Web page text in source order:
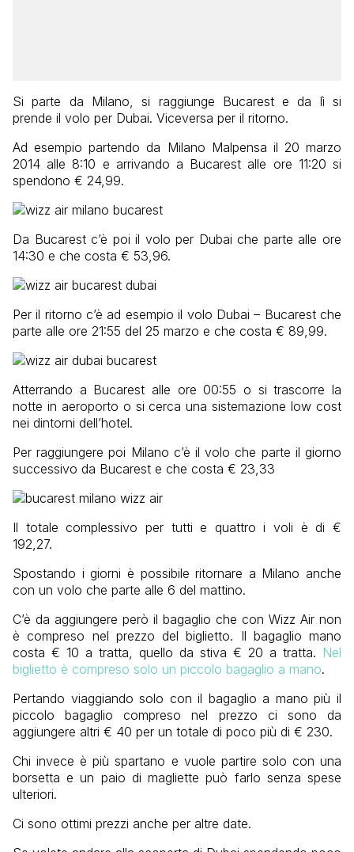
Si parte da Milano, si raggiunge Bucarest e da lì si
prende il volo per Dubai. Viceversa per il ritorno.
Ad esempio partendo da Milano Malpensa il 20 marzo
2014 alle 8:10 e arrivando a Bucarest alle ore 11:20 si
spendono € 24,99.
Da Bucarest c’è poi il volo per Dubai che parte alle ore
14:30 e che costa € 53,96.
Per il ritorno c’è ad esempio il volo Dubai – Bucarest che
parte alle ore 21:55 del 25 marzo e che costa € 89,99.
Atterrando a Bucarest alle ore 00:55 o si trascorre la
notte in aeroporto o si cerca una sistemazione low cost
nei dintorni dell’hotel.
Per raggiungere poi Milano c’è il volo che parte il giorno
successivo da Bucarest e che costa € 23,33
Il totale complessivo per tutti e quattro i voli è di €
192,27.
Spostando i giorni è possibile ritornare a Milano anche
con un volo che parte alle 6 del mattino.
C’è da aggiungere però il bagaglio che con Wizz Air non
è compreso nel prezzo del biglietto. Il bagaglio mano
costa € 10 a tratta, quello da stiva € 20 a tratta. Nel
biglietto è compreso solo un piccolo bagaglio a mano.
Pertando viaggiando solo con il bagaglio a mano più il
piccolo bagaglio compreso nel prezzo ci sono da
aggiungere altri € 40 per un totale di poco più di € 230.
Chi invece è più spartano e vuole partire solo con una
borsetta e un paio di magliette può farlo senza spese
ulteriori.
Ci sono ottimi prezzi anche per altre date.